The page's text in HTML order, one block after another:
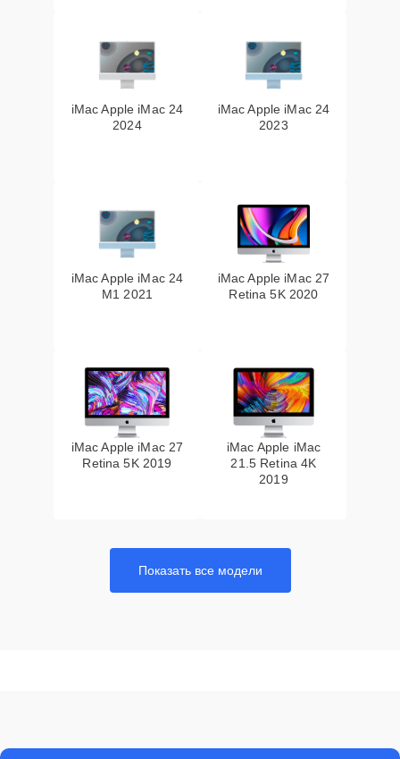
iMac Apple iMac 24
2024
iMac Apple iMac 24
2023
iMac Apple iMac 24
M1 2021
iMac Apple iMac 27
Retina 5K 2020
iMac Apple iMac 27
Retina 5K 2019
iMac Apple iMac
21.5 Retina 4K
2019
Показать все модели